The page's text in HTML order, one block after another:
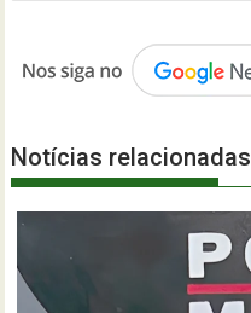
Notícias relacionadas